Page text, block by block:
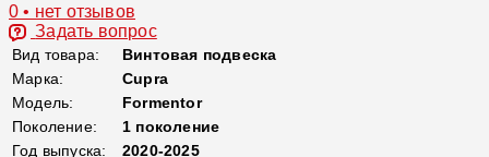
0 • нет отзывов
Задать вопрос
Вид товара:
Винтовая подвеска
Марка:
Cupra
Модель:
Formentor
Поколение:
1 поколение
Год выпуска:
2020-2025